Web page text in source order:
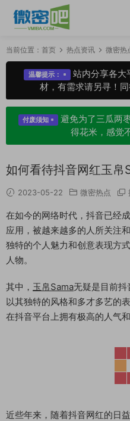
当前位置： 首页 热点资讯 微密热
温馨提示：
站内分享各大
材，有需求请另寻！
付废须知
避免为了三瓜两
得花米，感觉
如何看待抖音网红玉帛
2023-05-22 微密热点
在如今的网络时代，抖音已经
应用，被越来越多的人所关注
独特的个人魅力和创意表现方
人物。
其中， 玉帛Sama无疑是目前
以其独特的风格和多才多艺的
在抖音平台上拥有极高的人气和
近些年来，随着抖音网红的日